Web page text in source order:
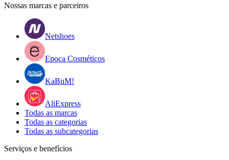
Nossas marcas e parceiros
Netshoes
Epoca Cosméticos
KaBuM!
AliExpress
Todas as marcas
Todas as categorias
Todas as subcategorias
Serviços e benefícios